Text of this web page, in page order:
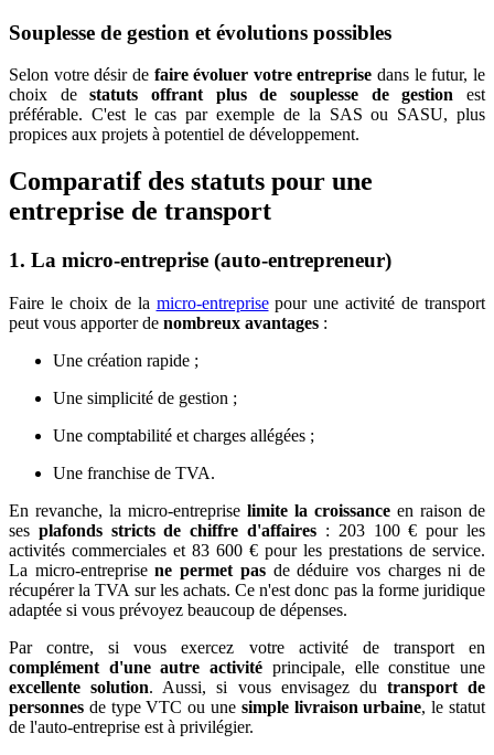
Souplesse de gestion et évolutions possibles
Selon votre désir de faire évoluer votre entreprise dans le futur, le
choix destatuts offrant plus de souplesse de gestion est
préférable. C'est le cas par exemple de la SAS ou SASU, plus
propices aux projets à potentiel de développement.
Comparatif des statuts pour une
entreprise de transport
1. La micro-entreprise (auto-entrepreneur)
Faire le choix de la micro-entreprisepour une activité de transport
peut vous apporter de nombreux avantages :
Une création rapide ;
Une simplicité de gestion ;
Une comptabilité et charges allégées ;
Une franchise de TVA.
En revanche, la micro-entreprise limite la croissance en raison de
ses plafonds stricts de chiffre d'affaires : 203 100 € pour les
activités commerciales et 83 600 € pour les prestations de service.
La micro-entreprisene permet pas de déduire vos charges ni de
récupérer la TVA sur les achats. Ce n'est donc pas la forme juridique
adaptée si vous prévoyez beaucoup de dépenses.
Par contre, si vous exercez votre activité de transport en
complément d'une autre activité principale, elle constitue une
excellente solution. Aussi, si vous envisagez du transport de
personnes de type VTC ou une simple livraison urbaine, le statut
de l'auto-entreprise est à privilégier.